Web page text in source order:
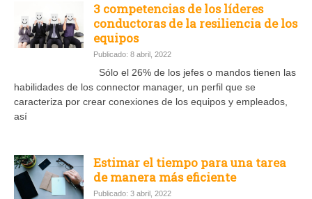
3 competencias de los líderes
conductoras de la resiliencia de los
equipos
Publicado: 8 abril, 2022
Sólo el 26% de los jefes o mandos tienen las
habilidades de los connector manager, un perfil que se
caracteriza por crear conexiones de los equipos y empleados,
así
Estimar el tiempo para una tarea
de manera más eficiente
Publicado: 3 abril, 2022